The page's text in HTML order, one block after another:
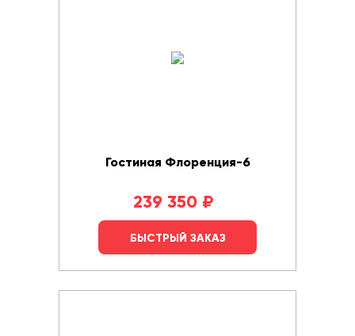
Гостиная Флоренция-6
239 350 ₽
БЫСТРЫЙ ЗАКАЗ